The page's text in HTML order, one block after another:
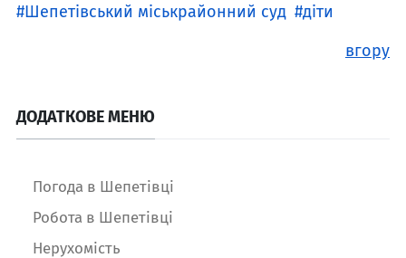
Шепетівський міськрайонний суд
діти
вгору
ДОДАТКОВЕ МЕНЮ
Погода в Шепетівці
Робота в Шепетівці
Нерухомість